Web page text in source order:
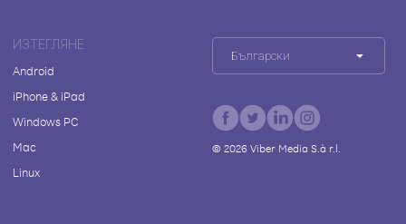
ИЗТЕГЛЯНЕ
Android
iPhone & iPad
Windows PC
Mac
Linux
Български
© 2026Viber Media S.à r.l.